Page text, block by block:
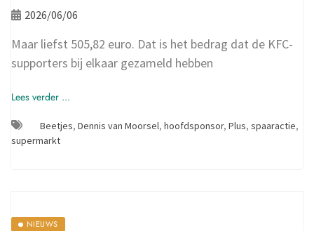
2026/06/06
Maar liefst 505,82 euro. Dat is het bedrag dat de KFC-
supporters bij elkaar gezameld hebben
Lees verder ...
Beetjes, Dennis van Moorsel, hoofdsponsor, Plus, spaaractie,
supermarkt
NIEUWS